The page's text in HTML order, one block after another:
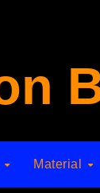
Material